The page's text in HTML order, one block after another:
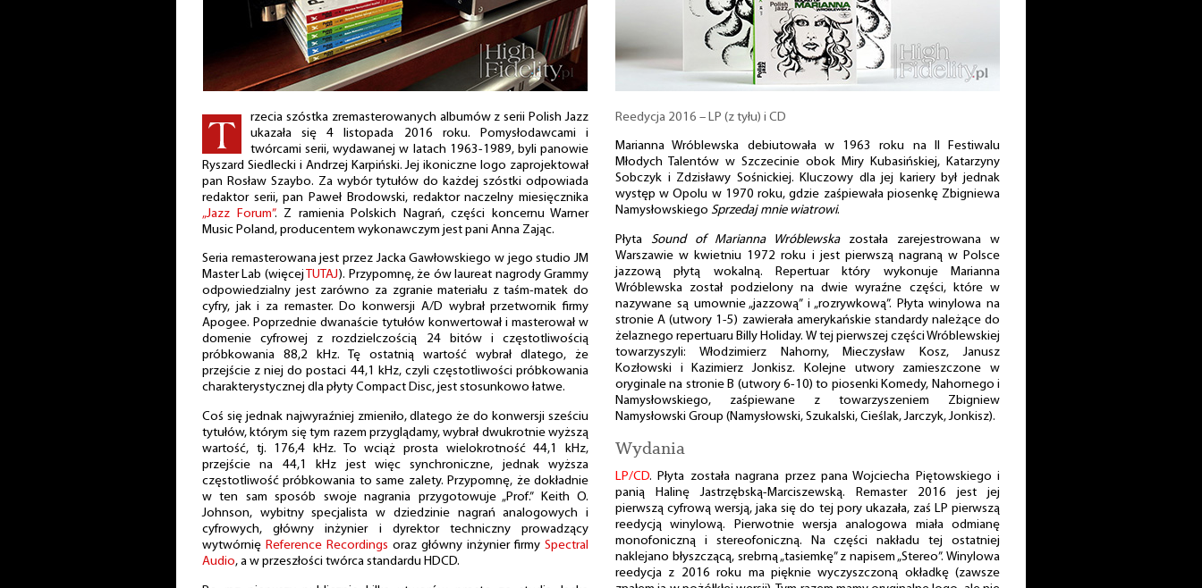
rzecia szóstka zremasterowanych albumów z serii Polish Jazz
ukazała się 4 listopada 2016 roku. Pomysłodawcami i
twórcami serii, wydawanej w latach 1963-1989, byli panowie
Ryszard Siedlecki i Andrzej Karpiński. Jej ikoniczne logo zaprojektował
pan Rosław Szaybo. Za wybór tytułów do każdej szóstki odpowiada
redaktor serii, pan Paweł Brodowski, redaktor naczelny miesięcznika
„Jazz Forum”. Z ramienia Polskich Nagrań, części koncernu Warner
Music Poland, producentem wykonawczym jest pani Anna Zając.
Seria remasterowana jest przez Jacka Gawłowskiego w jego studio JM
Master Lab (więcej TUTAJ). Przypomnę, że ów laureat nagrody Grammy
odpowiedzialny jest zarówno za zgranie materiału z taśm-matek do
cyfry, jak i za remaster. Do konwersji A/D wybrał przetwornik firmy
Apogee. Poprzednie dwanaście tytułów konwertował i masterował w
domenie cyfrowej z rozdzielczością 24 bitów i częstotliwością
próbkowania 88,2 kHz. Tę ostatnią wartość wybrał dlatego, że
przejście z niej do postaci 44,1 kHz, czyli częstotliwości próbkowania
charakterystycznej dla płyty Compact Disc, jest stosunkowo łatwe.
Coś się jednak najwyraźniej zmieniło, dlatego że do konwersji sześciu
tytułów, którym się tym razem przyglądamy, wybrał dwukrotnie wyższą
wartość, tj. 176,4 kHz. To wciąż prosta wielokrotność 44,1 kHz,
przejście na 44,1 kHz jest więc synchroniczne, jednak wyższa
częstotliwość próbkowania to same zalety. Przypomnę, że dokładnie
w ten sam sposób swoje nagrania przygotowuje „Prof.” Keith O.
Johnson, wybitny specjalista w dziedzinie nagrań analogowych i
cyfrowych, główny inżynier i dyrektor techniczny prowadzący
wytwórnię Reference Recordings oraz główny inżynier firmy Spectral
Audio, a w przeszłości twórca standardu HDCD.
Reedycja 2016 – LP (z tyłu) i CD
Marianna Wróblewska debiutowała w 1963 roku na II Festiwalu
Młodych Talentów w Szczecinie obok Miry Kubasińskiej, Katarzyny
Sobczyk i Zdzisławy Sośnickiej. Kluczowy dla jej kariery był jednak
występ w Opolu w 1970 roku, gdzie zaśpiewała piosenkę Zbigniewa
Namysłowskiego Sprzedaj mnie wiatrowi.
Płyta Sound of Marianna Wróblewskazostała zarejestrowana w
Warszawie w kwietniu 1972 roku i jest pierwszą nagraną w Polsce
jazzową płytą wokalną. Repertuar który wykonuje Marianna
Wróblewska został podzielony na dwie wyraźne części, które w
nazywane są umownie „jazzową” i „rozrywkową”. Płyta winylowa na
stronie A (utwory 1-5) zawierała amerykańskie standardy należące do
żelaznego repertuaru Billy Holiday. W tej pierwszej części Wróblewskiej
towarzyszyli: Włodzimierz Nahorny, Mieczysław Kosz, Janusz
Kozłowski i Kazimierz Jonkisz. Kolejne utwory zamieszczone w
oryginale na stronie B (utwory 6-10) to piosenki Komedy, Nahornego i
Namysłowskiego, zaśpiewane z towarzyszeniem Zbigniew
Namysłowski Group (Namysłowski, Szukalski, Cieślak, Jarczyk, Jonkisz).
Wydania
LP/CD. Płyta została nagrana przez pana Wojciecha Piętowskiego i
panią Halinę Jastrzębską-Marciszewską. Remaster 2016 jest jej
pierwszą cyfrową wersją, jaka się do tej pory ukazała, zaś LP pierwszą
reedycją winylową. Pierwotnie wersja analogowa miała odmianę
monofoniczną i stereofoniczną. Na części nakładu tej ostatniej
naklejano błyszczącą, srebrną „tasiemkę” z napisem „Stereo”. Winylowa
reedycja z 2016 roku ma pięknie wyczyszczoną okładkę (zawsze